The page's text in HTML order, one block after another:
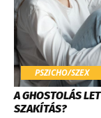
PSZICHO/SZEX
A GHOSTOLÁS
SZAKÍTÁS?